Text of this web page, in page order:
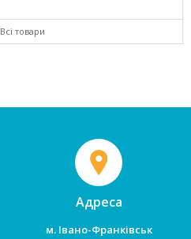
Всі товари
Адреса
м. Івано-Франківськ